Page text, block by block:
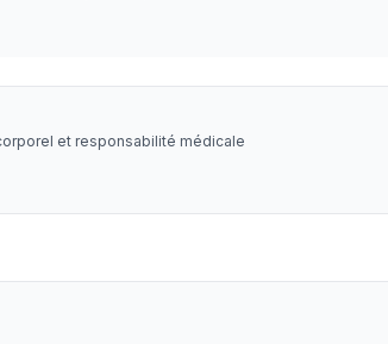
et responsabilité médicale